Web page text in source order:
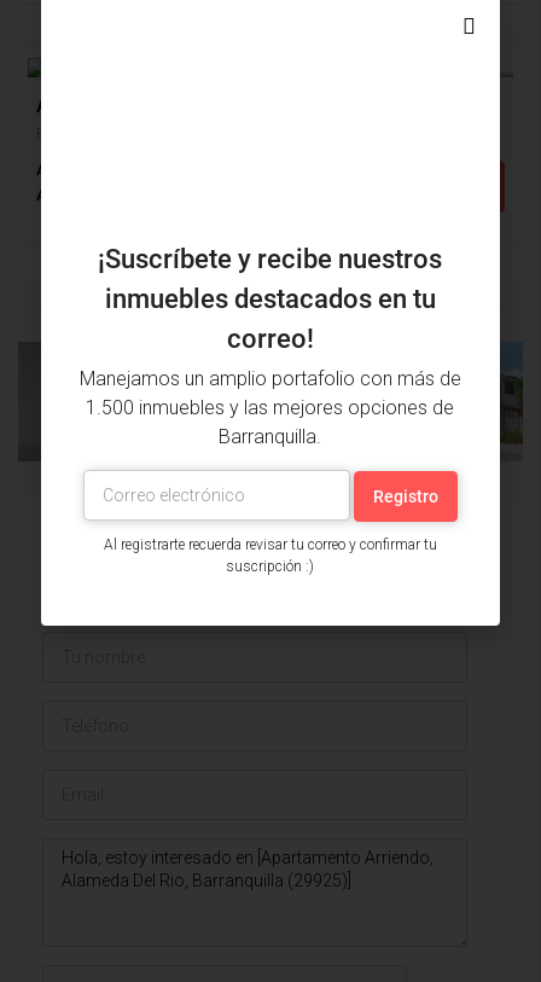
Apartamento Venta, Boston, Barranquilla (28916v)
Alcobas: 2
Apartamento
PROPIEDAD
ANTERIOR
PRÓXIMA
PROPIEDAD
Issa Saieh Inmobiliaria
Ver listados
¡Suscríbete y recibe nuestros
inmuebles destacados en tu
correo!
Manejamos un amplio portafolio con más de
1.500 inmuebles y las mejores opciones de
Barranquilla.
Al registrarte recuerda revisar tu correo y confirmar tu
suscripción :)